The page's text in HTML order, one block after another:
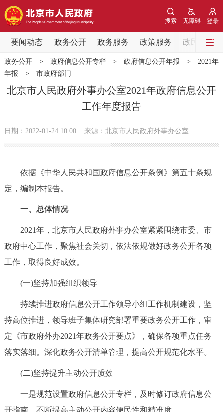
登录
无障碍
搜索
要闻动态 政务公开 政务服务 政策服务 政民互动
要闻动态
党中央精神 国务院信息 中央部委动态
北京要闻 会议信息 部门动态
市领导 机构职能 政策服务
政策兑现
决策公开 专题公开
政务服务
个人服务
便民服务 利企服务 投资项目
政民互动
12345网上接诉即办 我要咨询 我要建议
政务公开> 政府信息公开专栏> 政府信息公开年报 > 2021年
年报 > 市政府部门
北京市人民政府外事办公室2021年政府信息公开
工作年度报告
日期：2022-01-24 10:00 来源：北京市人民政府外事办公室
依据《中华人民共和国政府信息公开条例》第五十条规
定，编制本报告。
一、总体情况
2021年，北京市人民政府外事办公室紧紧围绕市委、市
政府中心工作，聚焦社会关切，依法依规做好政务公开各项
工作，取得良好成效。
(一)坚持加强组织领导
持续推进政府信息公开工作领导小组工作机制建设，坚
持高位推进，领导班子集体研究部署重要政务公开工作，审
定《市政府外办2021年政务公开要点》，确保各项重点任务
落实落细。深化政务公开清单管理，提高公开规范化水平。
(二)坚持提升主动公开质效
一是规范设置政府信息公开专栏，及时修订政府信息公
开指南，不断提高主动公开内容便民性和精准度。